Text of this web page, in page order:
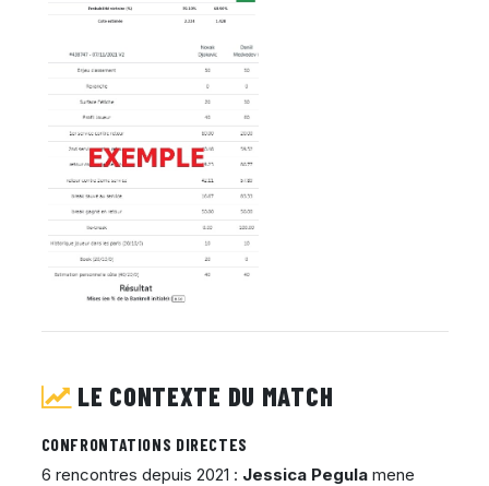
LE CONTEXTE DU MATCH
CONFRONTATIONS DIRECTES
6 rencontres depuis 2021 : Jessica Pegulamene